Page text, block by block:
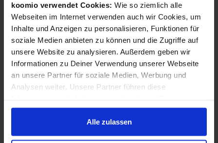
koomio verwendet Cookies: Wie so ziemlich alle
Webseiten im Internet verwenden auch wir Cookies, um
Inhalte und Anzeigen zu personalisieren, Funktionen für
soziale Medien anbieten zu können und die Zugriffe auf
unsere Website zu analysieren. Außerdem geben wir
Informationen zu Deiner Verwendung unserer Webseite
an unsere Partner für soziale Medien, Werbung und
Analysen weiter. Unsere Partner führen diese
zusammen, die Du ihnen bereitgestellt hast oder die sie
im Rahmen Deiner Nutzung der Dienste gesammelt
haben.
Alle zulassen